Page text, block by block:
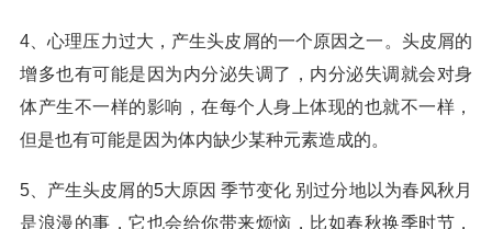
4、心理压力过大，产生头皮屑的一个原因之一。头皮屑的
增多也有可能是因为内分泌失调了，内分泌失调就会对身
体产生不一样的影响，在每个人身上体现的也就不一样，
但是也有可能是因为体内缺少某种元素造成的。
5、产生头皮屑的5大原因 季节变化 别过分地以为春风秋月
是浪漫的事，它也会给你带来烦恼，比如春秋换季时节，